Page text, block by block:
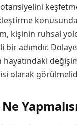
kişinin ruhsal
adımdır.
olarak